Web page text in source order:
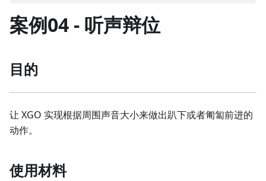
案例04 - 听声辩位
目的
让 XGO 实现根据周围声音大小来做出趴下或者匍匐前进的
动作。
使用材料